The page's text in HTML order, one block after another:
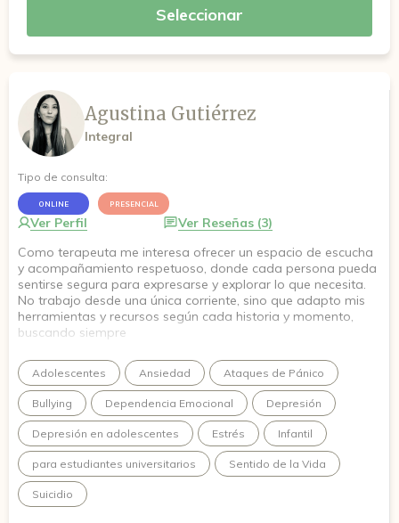
Seleccionar
Agustina Gutiérrez
Integral
Tipo de consulta:
ONLINE PRESENCIAL
Ver Perfil
Ver Reseñas (3)
Como terapeuta me interesa ofrecer un espacio de escucha
y acompañamiento respetuoso, donde cada persona pueda
sentirse segura para expresarse y explorar lo que necesita.
No trabajo desde una única corriente, sino que adapto mis
herramientas y recursos según cada historia y momento,
buscando siempre
Adolescentes Ansiedad Ataques de Pánico
Bullying Dependencia Emocional Depresión
Depresión en adolescentes Estrés Infantil
para estudiantes universitarios Sentido de la Vida
Suicidio